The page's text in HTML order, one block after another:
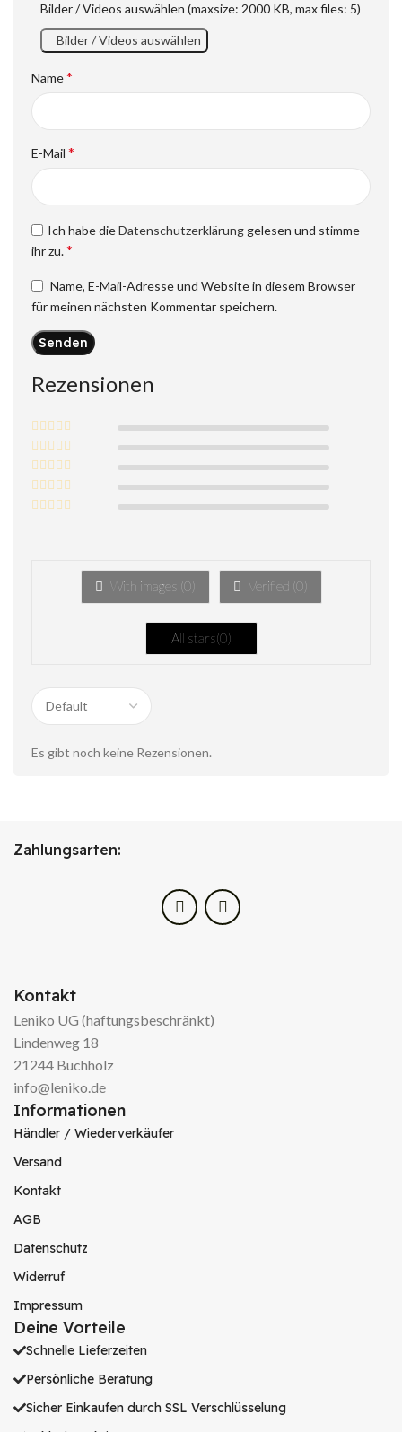
Rezensionen
With images (0) Verified (0)
All stars(0)
Es gibt noch keine Rezensionen.
Bilder / Videos auswählen (maxsize: 2000 KB, max files: 5)
Bilder / Videos auswählen
Name*
E-Mail *
Ich habe dieDatenschutzerklärung gelesen und stimme
ihr zu.*
Name, E-Mail-Adresse und Website in diesem Browser
für meinen nächsten Kommentar speichern.
Zahlungsarten:
Kontakt
Leniko UG (haftungsbeschränkt)
Lindenweg 18
21244 Buchholz
info@leniko.de
Informationen
Händler / Wiederverkäufer
Versand
Kontakt
AGB
Datenschutz
Widerruf
Impressum
Deine Vorteile
Schnelle Lieferzeiten
Persönliche Beratung
Sicher Einkaufen durch SSL Verschlüsselung